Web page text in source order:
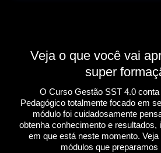
Veja o que você vai
super
O Curso Gestão SST 4.0
Pedagógico totalmente focado em
módulo foi cuidadosamente
obtenha conhecimento e resultados,
em que está neste momento.
módulos que preparamos